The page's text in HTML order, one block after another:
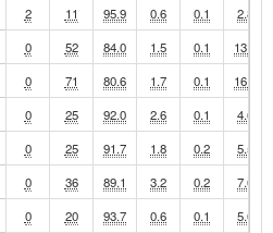
2 11 95.9 0.6 0.1 2.8
0 52 84.0 1.5 0.1 13.4
0 71 80.6 1.7 0.1 16.9
0 25 92.0 2.6 0.1 4.6
0 25 91.7 1.8 0.2 5.5
0 36 89.1 3.2 0.2 7.0
0 20 93.7 0.6 0.1 5.0